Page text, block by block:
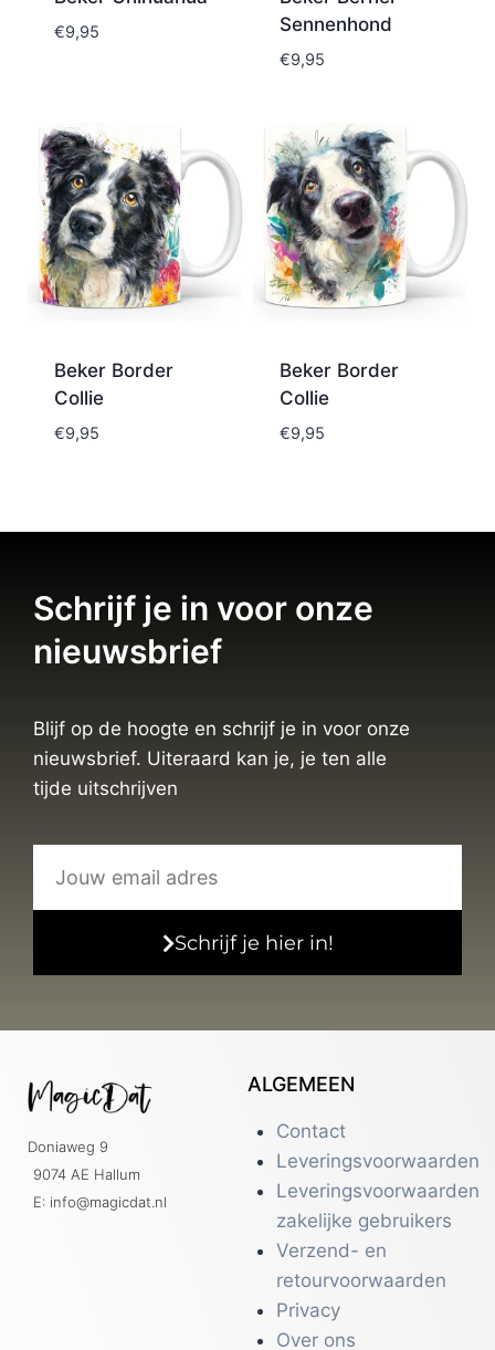
€9,95
Sennenhond
€9,95
Beker Border
Collie
€9,95
Beker Border
Collie
€9,95
Schrijf je in voor onze
nieuwsbrief
Blijf op de hoogte en schrijf je in voor onze
nieuwsbrief. Uiteraard kan je, je ten alle
tijde uitschrijven
Schrijf je hier in!
Doniaweg 9
9074 AE Hallum
E: info@magicdat.nl
ALGEMEEN
Contact
Leveringsvoorwaarden
Leveringsvoorwaarden
zakelijke gebruikers
Verzend- en
retourvoorwaarden
Privacy
Over ons